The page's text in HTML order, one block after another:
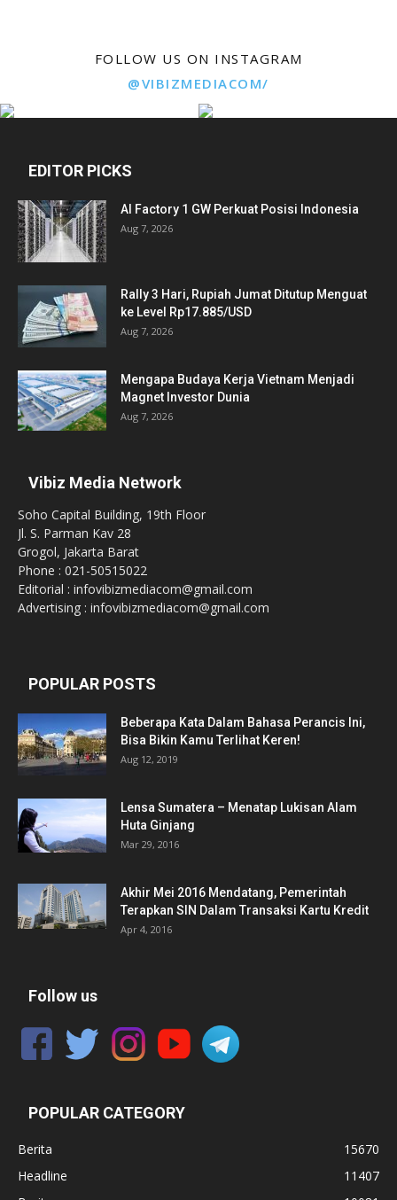
FOLLOW US ON INSTAGRAM
@VIBIZMEDIACOM/
EDITOR PICKS
AI Factory 1 GW Perkuat Posisi Indonesia
Aug 7, 2026
Rally 3 Hari, Rupiah Jumat Ditutup Menguat
ke Level Rp17.885/USD
Aug 7, 2026
Mengapa Budaya Kerja Vietnam Menjadi
Magnet Investor Dunia
Aug 7, 2026
Vibiz Media Network
Soho Capital Building, 19th Floor
Jl. S. Parman Kav 28
Grogol, Jakarta Barat
Phone : 021-50515022
Editorial : infovibizmediacom@gmail.com
Advertising : infovibizmediacom@gmail.com
POPULAR POSTS
Beberapa Kata Dalam Bahasa Perancis Ini,
Bisa Bikin Kamu Terlihat Keren!
Aug 12, 2019
Lensa Sumatera – Menatap Lukisan Alam
Huta Ginjang
Mar 29, 2016
Akhir Mei 2016 Mendatang, Pemerintah
Terapkan SIN Dalam Transaksi Kartu Kredit
Apr 4, 2016
Follow us
POPULAR CATEGORY
Berita
15670
Headline
11407